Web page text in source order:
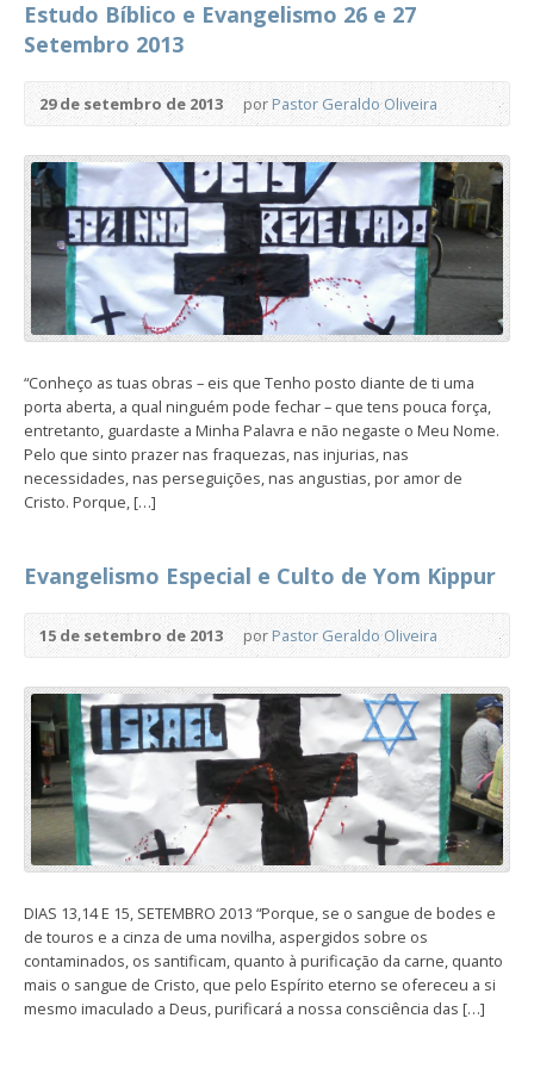
Estudo Bíblico e Evangelismo 26 e 27
Setembro 2013
29 de setembro de 2013 porPastor Geraldo Oliveira
“Conheço as tuas obras – eis que Tenho posto diante de ti uma
porta aberta, a qual ninguém pode fechar – que tens pouca força,
entretanto, guardaste a Minha Palavra e não negaste o Meu Nome.
Pelo que sinto prazer nas fraquezas, nas injurias, nas
necessidades, nas perseguições, nas angustias, por amor de
Cristo. Porque, […]
Evangelismo Especial e Culto de Yom Kippur
15 de setembro de 2013 porPastor Geraldo Oliveira
DIAS 13,14 E 15, SETEMBRO 2013 “Porque, se o sangue de bodes e
de touros e a cinza de uma novilha, aspergidos sobre os
contaminados, os santificam, quanto à purificação da carne, quanto
mais o sangue de Cristo, que pelo Espírito eterno se ofereceu a si
mesmo imaculado a Deus, purificará a nossa consciência das […]